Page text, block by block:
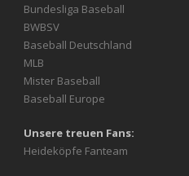
Bundesliga Baseball
BWBSV
Baseball Deutschland
MLB
Mister Baseball
Baseball Europe
Unsere treuen Fans:
Heideköpfe Fanteam